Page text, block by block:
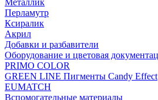
Металлик
Перламутр
Ксиралик
Акрил
Добавки и разбавители
Оборудование и цветовая
PRIMO COLOR
GREEN LINE Пигменты Candy Effect
EUMATCH
Вспомогательные материалы